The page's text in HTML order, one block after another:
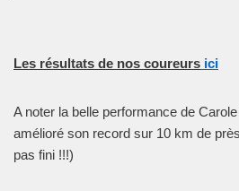
Les résultats de nos coureurs ici
A noter la belle performance de
amélioré son record sur 10 km de
pas fini !!!)